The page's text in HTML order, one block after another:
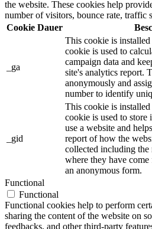
the website. These cookies help
number of visitors, bounce rate, traffic
Cookie Dauer
_ga
This cookie is
cookie is used to
campaign data and
site's analytics report.
anonymously and
number to identify
_gid
This cookie is
cookie is used to
use a website and
report of how the
collected including the
where they have
an anonymous form.
Functional
Functional
Functional cookies help to perform
sharing the content of the website on
feedbacks, and other third-party